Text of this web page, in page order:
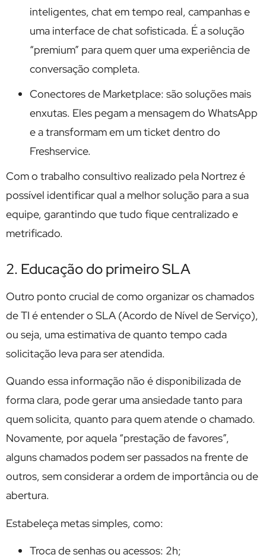
inteligentes, chat em tempo real, campanhas e
uma interface de chat sofisticada. É a solução
“premium” para quem quer uma experiência de
conversação completa.
Conectores de Marketplace: são soluções mais
enxutas. Eles pegam a mensagem do WhatsApp
e a transformam em um ticket dentro do
Freshservice.
Com o trabalho consultivo realizado pela Nortrez é
possível identificar qual a melhor solução para a sua
equipe, garantindo que tudo fique centralizado e
metrificado.
2. Educação do primeiro SLA
Outro ponto crucial de como organizar os chamados
de TI é entender o SLA (Acordo de Nível de Serviço),
ou seja, uma estimativa de quanto tempo cada
solicitação leva para ser atendida.
Quando essa informação não é disponibilizada de
forma clara, pode gerar uma ansiedade tanto para
quem solicita, quanto para quem atende o chamado.
Novamente, por aquela “prestação de favores”,
alguns chamados podem ser passados na frente de
outros, sem considerar a ordem de importância ou de
abertura.
Estabeleça metas simples, como:
Troca de senhas ou acessos: 2h;